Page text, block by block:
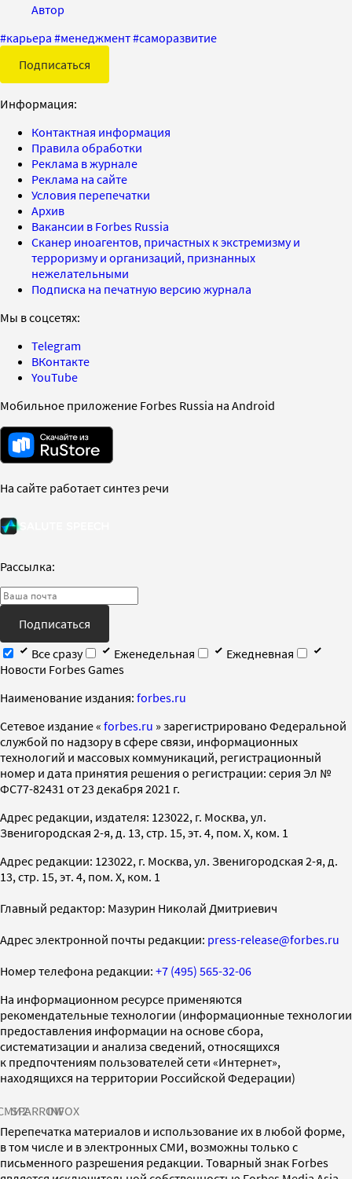
Автор
#карьера #менеджмент#саморазвитие
Подписаться
Информация:
Контактная информация
Правила обработки
Реклама в журнале
Реклама на сайте
Условия перепечатки
Архив
Вакансии в Forbes Russia
Сканер иноагентов, причастных к экстремизму и
терроризму и организаций, признанных
нежелательными
Подписка на печатную версию журнала
Мы в соцсетях:
Telegram
ВКонтакте
YouTube
Мобильное приложение Forbes Russia на Android
На сайте работает синтез речи
Рассылка:
Подписаться
Все сразу
Еженедельная
Ежедневная
Новости Forbes Games
Наименование издания: forbes.ru
Cетевое издание « forbes.ru » зарегистрировано Федеральной
службой по надзору в сфере связи, информационных
технологий и массовых коммуникаций, регистрационный
номер и дата принятия решения о регистрации: серия Эл №
ФС77-82431 от 23 декабря 2021 г.
Адрес редакции, издателя: 123022, г. Москва, ул.
Звенигородская 2-я, д. 13, стр. 15, эт. 4, пом. X, ком. 1
Адрес редакции: 123022, г. Москва, ул. Звенигородская 2-я, д.
13, стр. 15, эт. 4, пом. X, ком. 1
Главный редактор: Мазурин Николай Дмитриевич
Адрес электронной почты редакции: press-release@forbes.ru
Номер телефона редакции: +7 (495) 565-32-06
На информационном ресурсе применяются
рекомендательные технологии (информационные технологии
предоставления информации на основе сбора,
систематизации и анализа сведений, относящихся
к предпочтениям пользователей сети «Интернет»,
находящихся на территории Российской Федерации)
SPARROWINFOX
Перепечатка материалов и использование их в любой форме,
в том числе и в электронных СМИ, возможны только с
письменного разрешения редакции. Товарный знак Forbes